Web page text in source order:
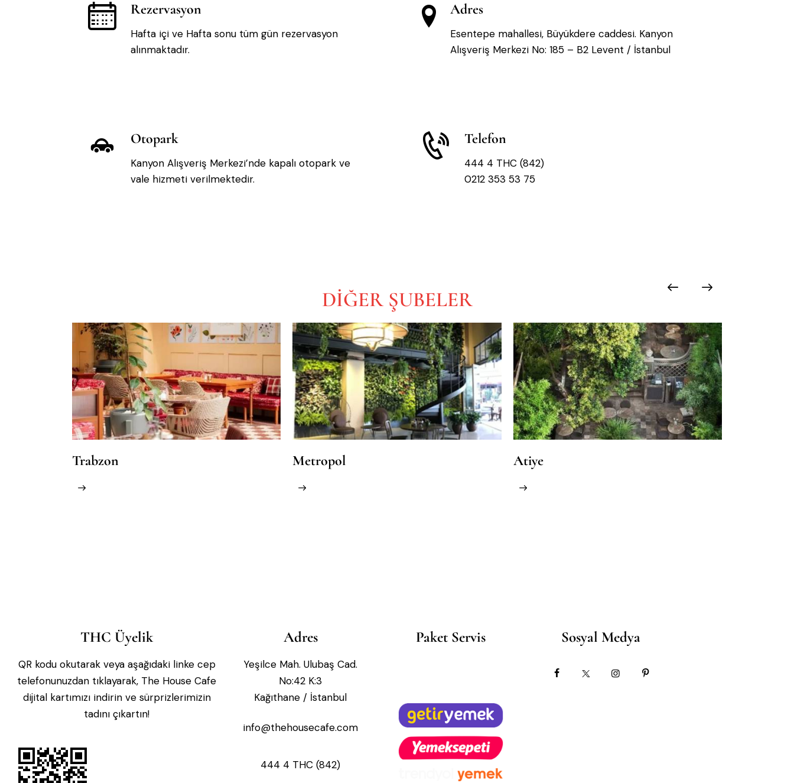
Rezervasyon
Hafta içi ve Hafta sonu tüm gün rezervasyon
alınmaktadır.
Otopark
Kanyon Alışveriş Merkezi’nde kapalı otopark ve
vale hizmeti verilmektedir.
Adres
Esentepe mahallesi, Büyükdere caddesi. Kanyon
Alışveriş Merkezi No: 185 – B2 Levent / İstanbul
Telefon
444 4 THC (842)
0212 353 53 75
DİĞER ŞUBELER
Trabzon Metropol Atiye
THC Üyelik
QR kodu okutarak veya aşağıdaki linke cep
telefonunuzdan tıklayarak, The House Cafe
dijital kartımızı indirin ve sürprizlerimizin
tadını çıkartın!
Adres
Yeşilce Mah. Ulubaş Cad.
No:42 K:3
Kağıthane / İstanbul
info@thehousecafe.com
444 4 THC (842)
Paket Servis Sosyal Medya